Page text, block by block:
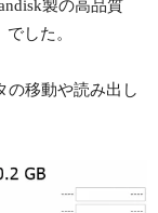
製の高品質
した。
の移動や読み出し